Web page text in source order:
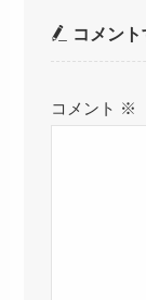
コメント
コメント ※